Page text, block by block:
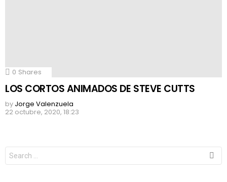
0 Shares
LOS CORTOS ANIMADOS DE STEVE CUTTS
by Jorge Valenzuela
22 octubre, 2020, 18:23
Search
for: